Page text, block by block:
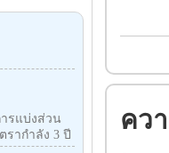
รแบ่งส่วน
รากำลัง 3 ปี
คว